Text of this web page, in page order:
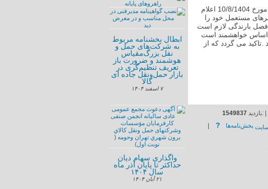
شرکت محترم فنی و مهندسی اپال سان صنعت طی نامه شماره 143/404 مورخ 10/8/1404 اعلام
مستعمل خود را
فصل بارندگی لازم است
اساس خواهشمند است
می گردد که از
ابطال بخشنامه مربوط
به شرکت‌های حمل و
نقل بزرگ‌مقیاس
هوشمند و ضرورت باز
تعریف تنظیم‌گری در
بازار حمل‌ونقل جاده ای
کالا
۷ اسفند ۱۴۰۴
واگذاری سهام دیان
حداکثر تا پایان آذر ‌ماه
سال ۱۴۰۴
۲۱ آبان ۱۴۰۴
| :بازديد 1549837
بخش‌نامه‌ها ?
|